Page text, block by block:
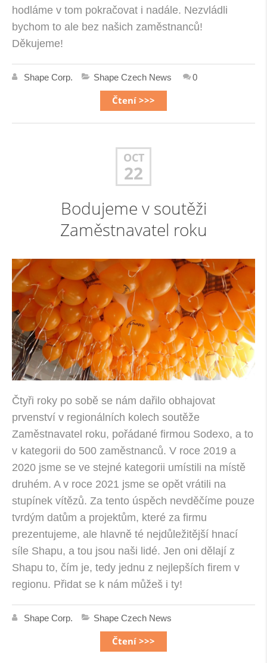
hodláme v tom pokračovat i nadále. Nezvládli
bychom to ale bez našich zaměstnanců!
Děkujeme!
Shape Corp. Shape Czech News 0
Čtení >>>
OCT
22
Bodujeme v soutěži
Zaměstnavatel roku
Čtyři roky po sobě se nám dařilo obhajovat
prvenství v regionálních kolech soutěže
Zaměstnavatel roku, pořádané firmou Sodexo, a to
v kategorii do 500 zaměstnanců. V roce 2019 a
2020 jsme se ve stejné kategorii umístili na místě
druhém. A v roce 2021 jsme se opět vrátili na
stupínek vítězů. Za tento úspěch nevděčíme pouze
tvrdým datům a projektům, které za firmu
prezentujeme, ale hlavně té nejdůležitější hnací
síle Shapu, a tou jsou naši lidé. Jen oni dělají z
Shapu to, čím je, tedy jednu z nejlepších firem v
regionu. Přidat se k nám můžeš i ty!
Shape Corp. Shape Czech News
Čtení >>>